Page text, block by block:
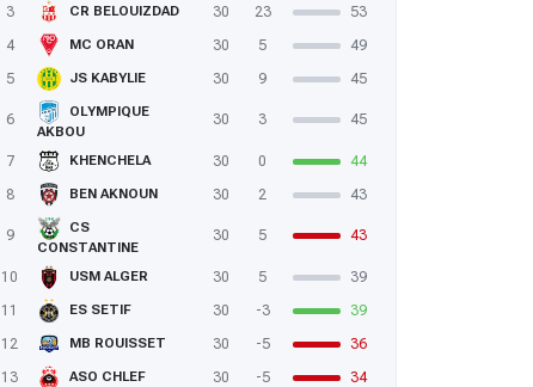
3
CR BELOUIZDAD 30 23
53
4
MC ORAN 30 5
49
5
JS KABYLIE 30 9 45
6
OLYMPIQUE
AKBOU
30 3 45
7 KHENCHELA 30 0
44
8
BEN AKNOUN 30 2 43
9
CS
CONSTANTINE
30 5 43
10 USM ALGER 30 5
39
11
ES SETIF 30 -3
39
12
MB ROUISSET 30 -5
36
13
ASO CHLEF 30 -5
34